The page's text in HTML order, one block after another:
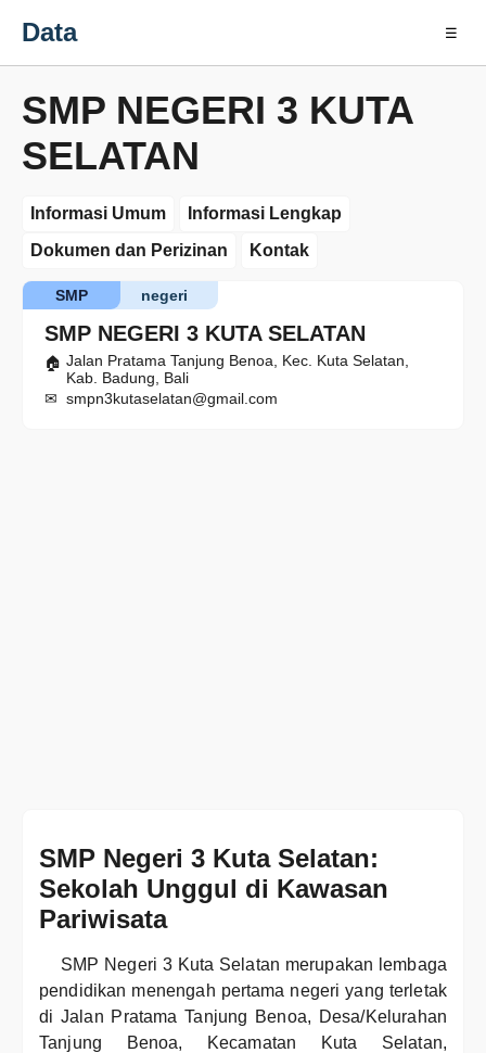
Data ☰
SMP NEGERI 3 KUTA
SELATAN
Informasi Umum
Informasi Lengkap
Dokumen dan Perizinan
Kontak
SMP NEGERI 3 KUTA SELATAN
negeri
SMP
Jalan Pratama Tanjung Benoa, Kec. Kuta Selatan,
Kab. Badung, Bali
smpn3kutaselatan@gmail.com
SMP Negeri 3 Kuta Selatan:
Sekolah Unggul di Kawasan
Pariwisata
SMP Negeri 3 Kuta Selatan merupakan lembaga
pendidikan menengah pertama negeri yang terletak
di Jalan Pratama Tanjung Benoa, Desa/Kelurahan
Tanjung Benoa, Kecamatan Kuta Selatan,